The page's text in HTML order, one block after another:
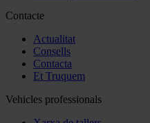
Contacte
Actualitat
Consells
Contacta
Et Truquem
Vehicles professionals